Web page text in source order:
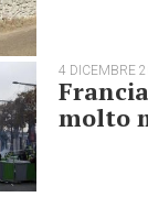
4 DICEMBRE
molto